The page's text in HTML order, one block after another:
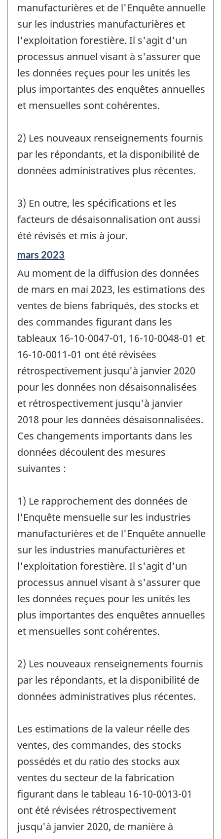
manufacturières et de l'Enquête annuelle
sur les industries manufacturières et
l'exploitation forestière. Il s'agit d'un
processus annuel visant à s'assurer que
les données reçues pour les unités les
plus importantes des enquêtes annuelles
et mensuelles sont cohérentes.
2) Les nouveaux renseignements fournis
par les répondants, et la disponibilité de
données administratives plus récentes.
3) En outre, les spécifications et les
facteurs de désaisonnalisation ont aussi
été révisés et mis à jour.
Période
référence
de
-
mars 2023
Au moment de la diffusion des données
de mars en mai 2023, les estimations des
ventes de biens fabriqués, des stocks et
des commandes figurant dans les
tableaux 16-10-0047-01, 16-10-0048-01 et
16-10-0011-01 ont été révisées
rétrospectivement jusqu'à janvier 2020
pour les données non désaisonnalisées
et rétrospectivement jusqu'à janvier
2018 pour les données désaisonnalisées.
Ces changements importants dans les
données découlent des mesures
suivantes :
1) Le rapprochement des données de
l'Enquête mensuelle sur les industries
manufacturières et de l'Enquête annuelle
sur les industries manufacturières et
l'exploitation forestière. Il s'agit d'un
processus annuel visant à s'assurer que
les données reçues pour les unités les
plus importantes des enquêtes annuelles
et mensuelles sont cohérentes.
2) Les nouveaux renseignements fournis
par les répondants, et la disponibilité de
données administratives plus récentes.
Les estimations de la valeur réelle des
ventes, des commandes, des stocks
possédés et du ratio des stocks aux
ventes du secteur de la fabrication
figurant dans le tableau 16-10-0013-01
ont été révisées rétrospectivement
jusqu'à janvier 2020, de manière à